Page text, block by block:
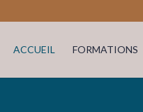
ACCUEIL FORMATIONS